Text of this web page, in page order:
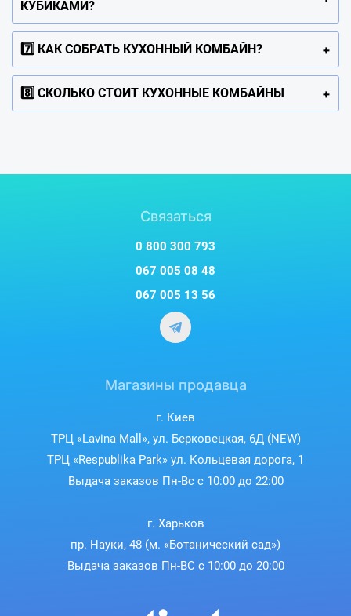
КУБИКАМИ?
7️⃣ КАК СОБРАТЬ КУХОННЫЙ КОМБАЙН?
8️⃣ СКОЛЬКО СТОИТ КУХОННЫЕ КОМБАЙНЫ
Связаться
0 800 300 793
067 005 08 48
067 005 13 56
Магазины продавца
г. Киев
ТРЦ «Lavina Mall», ул. Берковецкая, 6Д (NEW)
ТРЦ «Respublika Park» ул. Кольцевая дорога, 1
Выдача заказов Пн-Вс с 10:00 до 22:00
г. Харьков
пр. Науки, 48 (м. «Ботанический сад»)
Выдача заказов Пн-ВС с 10:00 до 20:00